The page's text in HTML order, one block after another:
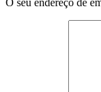
O seu endereço de